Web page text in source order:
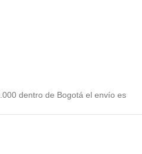
dentro de Bogotá el envío es